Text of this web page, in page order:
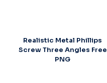
Realistic Metal Phillips
Screw Three Angles Free
PNG